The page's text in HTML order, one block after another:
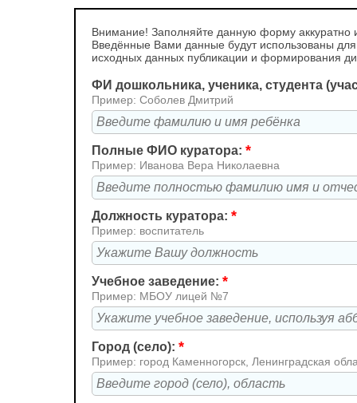
Внимание! Заполняйте данную форму аккуратно
Введённые Вами данные будут использованы
исходных данных публикации и формирования
ФИ дошкольника, ученика, студента
Пример: Соболев Дмитрий
Полные ФИО куратора: *
Пример: Иванова Вера Николаевна
Должность куратора: *
Пример: воспитатель
Учебное заведение: *
Пример: МБОУ лицей №7
Город (село): *
Пример: город Каменногорск, Ленинградская